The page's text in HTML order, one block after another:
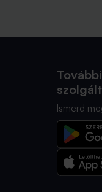
További
Ismerd